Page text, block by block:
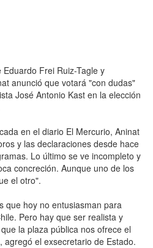
Frei Ruiz-Tagle y
anunció que votará "con dudas"
José Antonio Kast en la elección
en el diario El Mercurio, Aninat
y las declaraciones desde hace
Lo último se ve incompleto y
concreción. Aunque uno de los
el otro".
que hoy no entusiasman para
Pero hay que ser realista y
la plaza pública nos ofrece el
el exsecretario de Estado.